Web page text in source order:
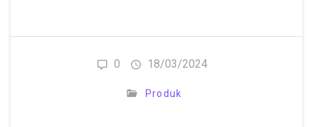
0 18/03/2024
Produk